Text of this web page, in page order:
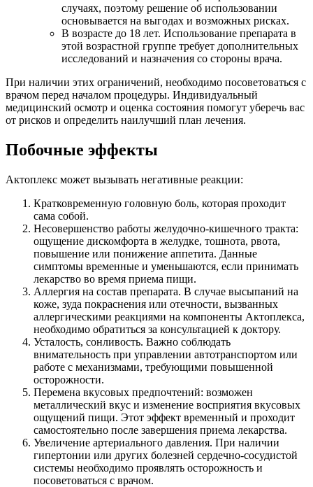
случаях, поэтому решение об использовании
основывается на выгодах и возможных рисках.
В возрасте до 18 лет. Использование препарата в
этой возрастной группе требует дополнительных
исследований и назначения со стороны врача.
При наличии этих ограничений, необходимо посоветоваться с
врачом перед началом процедуры. Индивидуальный
медицинский осмотр и оценка состояния помогут уберечь вас
от рисков и определить наилучший план лечения.
Побочные эффекты
Актоплекс может вызывать негативные реакции:
Кратковременную головную боль, которая проходит
сама собой.
Несовершенство работы желудочно-кишечного тракта:
ощущение дискомфорта в желудке, тошнота, рвота,
повышение или понижение аппетита. Данные
симптомы временные и уменьшаются, если принимать
лекарство во время приема пищи.
Аллергия на состав препарата. В случае высыпаний на
коже, зуда покраснения или отечности, вызванных
аллергическими реакциями на компоненты Актоплекса,
необходимо обратиться за консультацией к доктору.
Усталость, сонливость. Важно соблюдать
внимательность при управлении автотранспортом или
работе с механизмами, требующими повышенной
осторожности.
Перемена вкусовых предпочтений: возможен
металлический вкус и изменение восприятия вкусовых
ощущений пищи. Этот эффект временный и проходит
самостоятельно после завершения приема лекарства.
Увеличение артериального давления. При наличии
гипертонии или других болезней сердечно-сосудистой
системы необходимо проявлять осторожность и
посоветоваться с врачом.